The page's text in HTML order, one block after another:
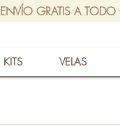
ENVÍO GRATIS A
KITS VELAS